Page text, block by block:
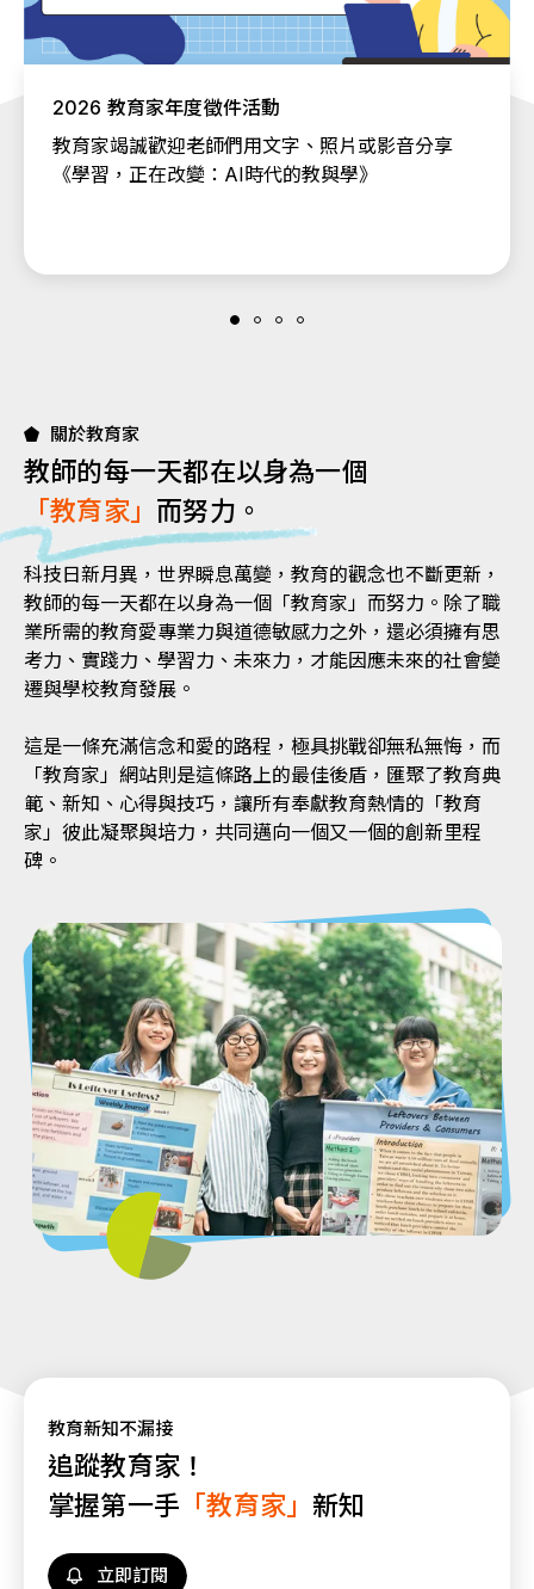
2026 教育家年度徵件活動
教育家竭誠歡迎老師們用文字、照片或影音分享
《學習，正在改變：AI時代的教與學》
關於教育家
教師的每一天都在以身為一個
「教育家」 而努力。
科技日新月異，世界瞬息萬變，教育的觀念也不斷更新，
教師的每一天都在以身為一個「教育家」而努力。除了職
業所需的教育愛專業力與道德敏感力之外，還必須擁有思
考力、實踐力、學習力、未來力，才能因應未來的社會變
遷與學校教育發展。
這是一條充滿信念和愛的路程，極具挑戰卻無私無悔，而
「教育家」網站則是這條路上的最佳後盾，匯聚了教育典
範、新知、心得與技巧，讓所有奉獻教育熱情的「教育
家」彼此凝聚與培力，共同邁向一個又一個的創新里程
碑。
教育新知不漏接
追蹤教育家！
掌握第一手 「教育家」 新知
立即訂閱